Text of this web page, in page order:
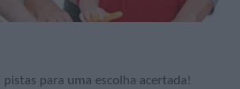
pistas para uma escolha acertada!